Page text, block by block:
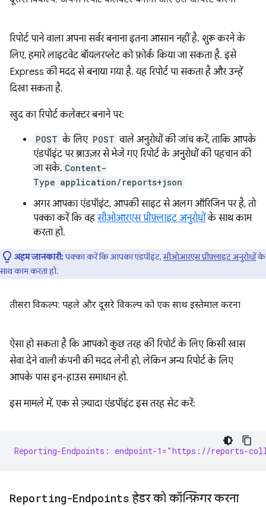
रिपोर्ट पाने वाला अपना सर्वर बनाना इतना आसान नहीं है. शुरू करने के
लिए, हमारे लाइटवेट बॉयलरप्लेट को फ़ोर्क किया जा सकता है. इसे
Express की मदद से बनाया गया है. यह रिपोर्ट पा सकता है और उन्हें
दिखा सकता है.
खुद का रिपोर्ट कलेक्टर बनाने पर:
POST के लिए POST वाले अनुरोधों की जांच करें, ताकि आपके
एंडपॉइंट पर ब्राउज़र से भेजे गए रिपोर्ट के अनुरोधों की पहचान की
जा सके. Content-
Type application/reports+json
अगर आपका एंडपॉइंट, आपकी साइट से अलग ऑरिजिन पर है, तो
पक्का करें कि वहसीओआरएस प्रीफ़्लाइट अनुरोधोंके साथ काम
करता हो.
अहम जानकारी:पक्का करें कि आपका एंडपॉइंट,सीओआरएस प्रीफ़्लाइट अनुरोधोंके
साथ काम करता हो.
तीसरा विकल्प: पहले और दूसरे विकल्प को एक साथ इस्तेमाल करना
ऐसा हो सकता है कि आपको कुछ तरह की रिपोर्ट के लिए किसी खास
सेवा देने वाली कंपनी की मदद लेनी हो, लेकिन अन्य रिपोर्ट के लिए
आपके पास इन-हाउस समाधान हो.
इस मामले में, एक से ज़्यादा एंडपॉइंट इस तरह सेट करें:
Reporting-Endpoints: endpoint-1="https://reports-
Reporting-Endpoints हेडर को कॉन्फ़िगर करना